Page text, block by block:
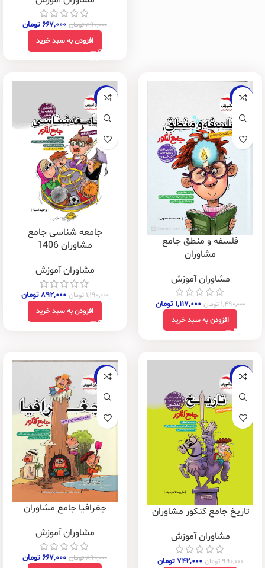
۸۹۰,۰۰۰تومان ۶۶۷,۰۰۰ تومان
افزودن به سبد خرید
-25%
فلسفه و منطق جامع
مشاوران
مشاوران آموزش
۱,۴۹۰,۰۰۰تومان ۱,۱۱۷,۰۰۰ تومان
افزودن به سبد خرید
-25%
جامعه شناسی جامع
مشاوران 1406
مشاوران آموزش
۱,۱۹۰,۰۰۰تومان ۸۹۲,۰۰۰ تومان
افزودن به سبد خرید
-25%
تاریخ جامع کنکور مشاوران
مشاوران آموزش
۹۹۰,۰۰۰تومان ۷۴۲,۰۰۰ تومان
-25%
جغرافیا جامع مشاوران
مشاوران آموزش
۸۹۰,۰۰۰تومان ۶۶۷,۰۰۰ تومان